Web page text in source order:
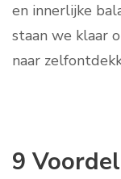
en innerlijke
staan we klaar
naar
9